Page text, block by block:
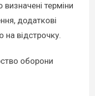
терміни
додаткові
на відстрочку.
оборони